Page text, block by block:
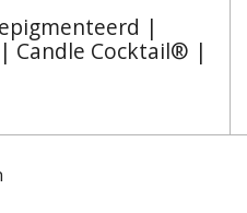
|
Candle Cocktail® |